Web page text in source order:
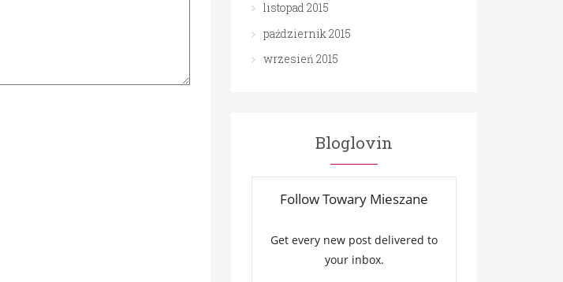
listopad 2015
październik 2015
wrzesień 2015
Bloglovin